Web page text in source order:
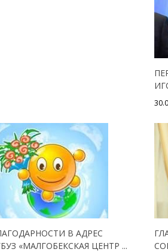
В АДРЕС
«МАЛГОБЕКСКАЯ ЦЕНТР ...